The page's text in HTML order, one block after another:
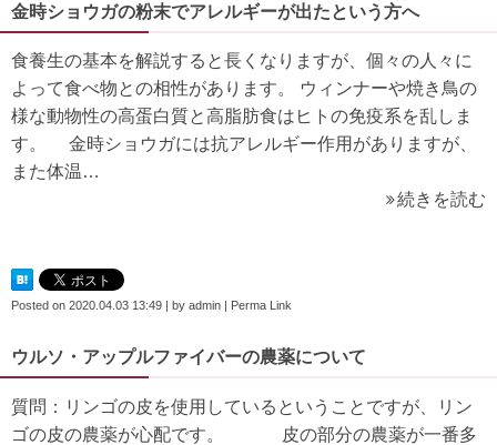
金時ショウガの粉末でアレルギーが出たという方へ
食養生の基本を解説すると長くなりますが、個々の人々に
よって食べ物との相性があります。 ウィンナーや焼き鳥の
様な動物性の高蛋白質と高脂肪食はヒトの免疫系を乱しま
す。 金時ショウガには抗アレルギー作用がありますが、
また体温…
続きを読む
Posted on 2020.04.03 13:49 by admin Perma Link
ウルソ・アップルファイバーの農薬について
質問：リンゴの皮を使用しているということですが、リン
ゴの皮の農薬が心配です。 皮の部分の農薬が一番多